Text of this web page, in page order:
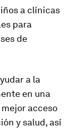
a clínicas
para
de
a la
en una
acceso
y salud, así